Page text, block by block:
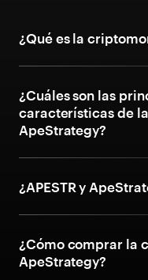
¿Qué es la
¿Cuáles son las
características de
ApeStrategy?
¿APESTR y
¿Cómo comprar la
ApeStrategy?